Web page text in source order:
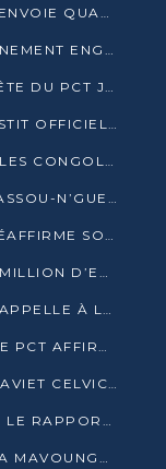
BOURSES D’EXCELLENCE : LA SNPC ENVOIE QUATRE NOUVEAUX TALENTS CONGOLAIS SE FORMER À BAKOU
MARCHÉS DOMANIAUX : LE GOUVERNEMENT ENGAGE LA STRUCTURATION DES TAXES D’ASSAINISSEMENT
PIERRE MOUSSA RECONDUIT À LA TÊTE DU PCT JUSQU’EN 2031
PRÉSIDENTIELLE 2026 : LE PCT INVESTIT OFFICIELLEMENT DENIS SASSOU NGUESSO
DENIS SASSOU-N’GUESSO EXHORTE LES CONGOLAIS À L’UNITÉ ET AU FAIR-PLAY DÉMOCRATIQUE EN 2026
RÉVEILLON D’ARMES 2025 : DENIS SASSOU-N’GUESSO GARANTIT DES ÉLECTIONS 2026 PAISIBLES ET SÉCURISÉES
CONGRÈS DU PCT : LE CLUB 2002 RÉAFFIRME SON SOUTIEN À DENIS SASSOU-N’GUESSO POUR 2026
ENTREPRENEURIAT AU CONGO : UN MILLION D’EUROS POUR FINANCER LES STARTUPS DÈS 2026
LE PCT OUVRE SON 6ᵉ CONGRÈS ET APPELLE À LA CANDIDATURE DE DENIS SASSOU NGUESSO
À TROIS JOURS DE SON CONGRÈS, LE PCT AFFIRME AVOIR ATTEINT TOUS SES OBJECTIFS
CE QUE L’ON SAIT DE LA MORT DE RAVIET CELVIC N’TSIANTSIE
LE COMITÉ CENTRAL DU PCT VALIDE LE RAPPORT DU CONGRÈS ET SOUTIENT DENIS SASSOU N’GUESSO
PRÉSIDENTIELLE 2026 : MABIO ZINGA MAVOUNGOU DÉCLARE SA CANDIDATURE ET CHARGE LE BILAN DU PCT